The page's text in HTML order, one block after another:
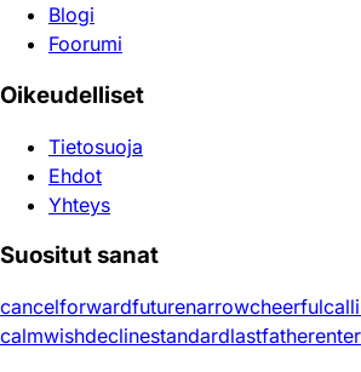
Blogi
Foorumi
Oikeudelliset
Tietosuoja
Ehdot
Yhteys
Suositut sanat
cancelforwardfuturenarrowcheerful
calmwishdeclinestandardlastfather